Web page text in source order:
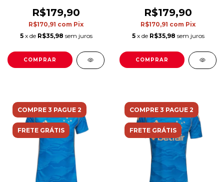
e branca
R$179,90
R$170,91 com Pix
5 x de R$35,98 sem juros
COMPRAR
Azul e amarela
R$179,90
R$170,91 com Pix
5 x de R$35,98 sem juros
COMPRAR
COMPRE 3 PAGUE 2
FRETE GRÁTIS
COMPRE 3 PAGUE 2
FRETE GRÁTIS